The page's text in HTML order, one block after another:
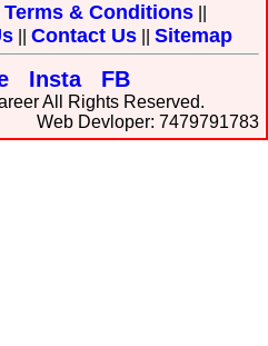
Terms & Conditions
Contact Us Sitemap
Insta FB
All Rights Reserved.
Web Devloper: 7479791783